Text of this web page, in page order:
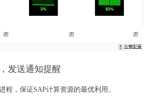
发送通知提醒
程，保证SAP计算资源的最优利用。